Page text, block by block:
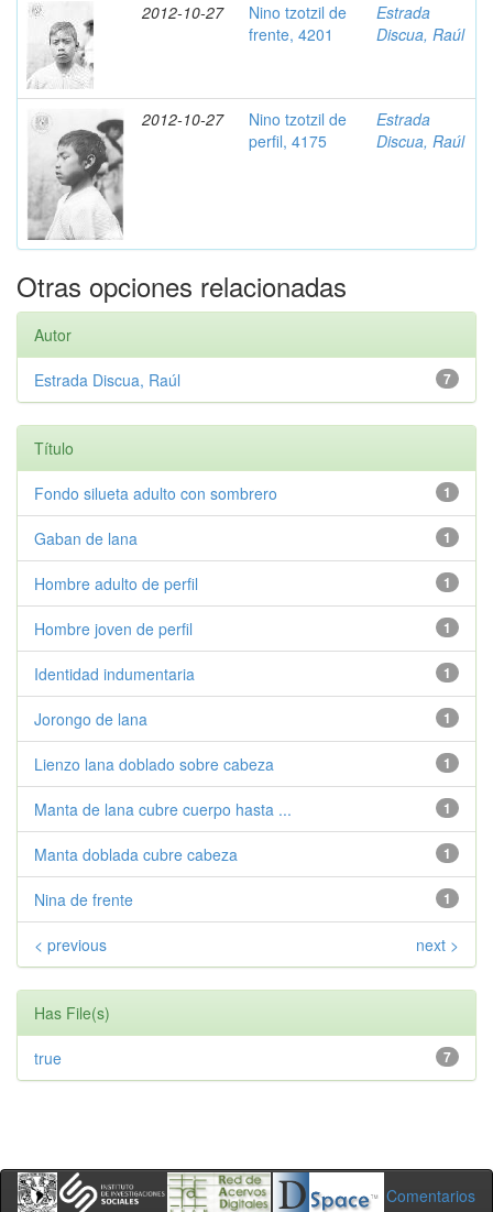
2012-10-27
Nino tzotzil de
frente, 4201
Estrada
Discua, Raúl
2012-10-27
Nino tzotzil de
perfil, 4175
Estrada
Discua, Raúl
Otras opciones relacionadas
Autor
7
Estrada Discua, Raúl
Título
1
Fondo silueta adulto con sombrero
1
Gaban de lana
1
Hombre adulto de perfil
1
Hombre joven de perfil
1
Identidad indumentaria
1
Jorongo de lana
1
Lienzo lana doblado sobre cabeza
1
Manta de lana cubre cuerpo hasta ...
1
Manta doblada cubre cabeza
1
Nina de frente
< previous next >
Has File(s)
7
true
Comentarios